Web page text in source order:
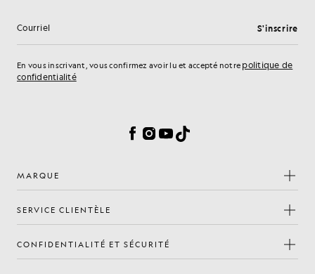
Adresse e-mail S'inscrire
En vous inscrivant, vous confirmez avoir lu et accepté notre politique de
confidentialité
Facebook
Instagram
YouTube
TikTok
MARQUE
SERVICE CLIENTÈLE
CONFIDENTIALITÉ ET SÉCURITÉ